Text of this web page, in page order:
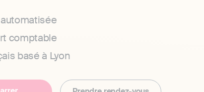
comptable
basé à Lyon